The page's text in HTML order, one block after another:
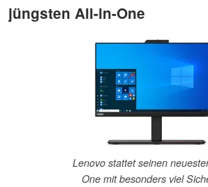
jüngsten All-in-One
Lenovo stattet seinen
One mit besonders viel